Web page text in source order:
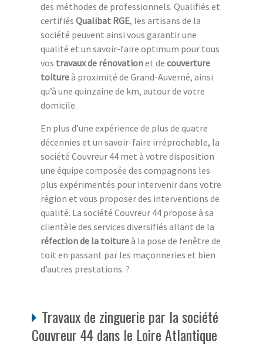
des méthodes de professionnels. Qualifiés et
certifiés Qualibat RGE, les artisans de la
société peuvent ainsi vous garantir une
qualité et un savoir-faire optimum pour tous
vos travaux de rénovationet de couverture
toitureà proximité de Grand-Auverné, ainsi
qu’à une quinzaine de km, autour de votre
domicile.
En plus d’une expérience de plus de quatre
décennies et un savoir-faire irréprochable, la
société Couvreur 44 met à votre disposition
une équipe composée des compagnons les
plus expérimentés pour intervenir dans votre
région et vous proposer des interventions de
qualité. La société Couvreur 44 propose à sa
clientèle des services diversifiés allant de la
réfection de la toitureà la pose de fenêtre de
toit en passant par les maçonneries et bien
d’autres prestations. ?
Travaux de zinguerie par la société
Couvreur 44 dans le Loire Atlantique